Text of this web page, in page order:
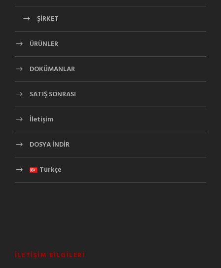
ŞİRKET
ÜRÜNLER
DOKÜMANLAR
SATIŞ SONRASI
İletişim
DOSYA İNDİR
Türkçe
İLETIŞIM BILGILERI